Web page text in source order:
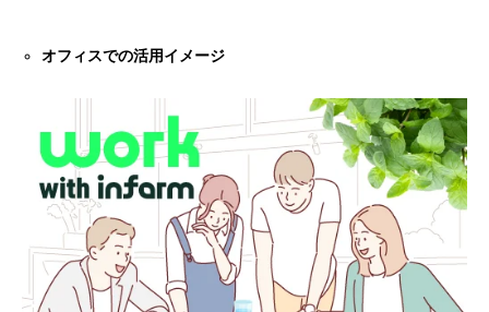
オフィスでの活用イメージ